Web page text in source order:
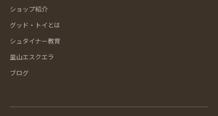
ショップ紹介
グッド・トイとは
シュタイナー教育
里山エスクエラ
ブログ